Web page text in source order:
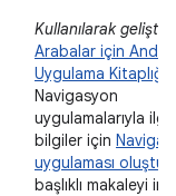
Kullanılarak
Arabalar için
Uygulama Kitaplığı
Navigasyon
uygulamalarıyla
bilgiler için
uygulaması
başlıklı makaleyi